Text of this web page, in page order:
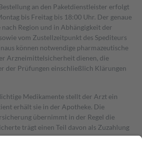
an den Paketdienstleister erfolgt
bis Freitag bis 18:00 Uhr. Der genaue
Region und in Abhängigkeit der
vom Zustellzeitpunkt des Spediteurs
können notwendige pharmazeutische
Arzneimittelsicherheit dienen, die
der Prüfungen einschließlich Klärungen
Medikamente stellt der Arzt ein
erhält sie in der Apotheke. Die
übernimmt in der Regel die
trägt einen Teil davon als Zuzahlung